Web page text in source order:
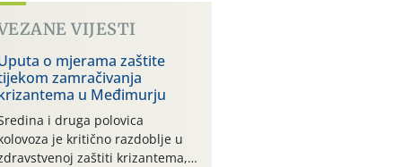
VIJESTI
o mjerama zaštite
zamračivanja
u Međimurju
i druga polovica
je kritično razdoblje u
zaštiti krizantema,